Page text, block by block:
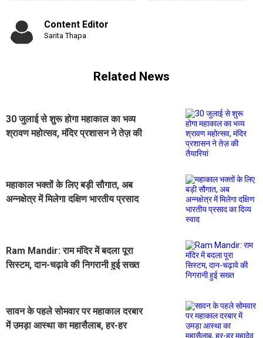
Content Editor
Sarita Thapa
Related News
30 जुलाई से शुरू होगा महाकाल का भव्य
श्रावण महोत्सव, मंदिर प्रशासन ने तेज़ की
महाकाल भक्तों के लिए बड़ी सौगात, अब
अन्नक्षेत्र में मिलेगा दक्षिण भारतीय प्रसाद
Ram Mandir: राम मंदिर में बदला पूरा
सिस्टम, दान-चढ़ावे की निगरानी हुई सख्त
सावन के पहले सोमवार पर महाकाल दरबार
में उमड़ा आस्था का महासैलाब, हर-हर